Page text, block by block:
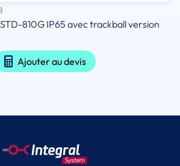
810G IP65 avec trackball version
Ajouter au devis